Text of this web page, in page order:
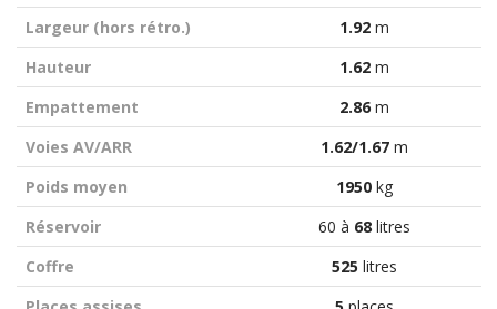
Largeur (hors rétro.)
1.92 m
Hauteur
1.62 m
Empattement
2.86 m
Voies AV/ARR
1.62/1.67 m
Poids moyen
1950 kg
Réservoir
60 à 68 litres
Coffre
525 litres